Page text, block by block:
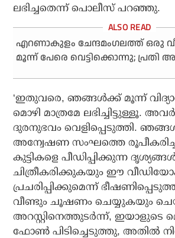
ലഭിച്ചതെന്ന് പൊലീസ് പറഞ്ഞു.
എറണാകുളം ചേന്ദമംഗലത്ത് ഒരു
മൂന്ന് പേരെ വെട്ടിക്കൊന്നു; പ്രതി
‘ഇതുവരെ, ഞങ്ങൾക്ക് മൂന്ന്
മൊഴി മാത്രമേ ലഭിച്ചിട്ടുള്ളൂ.
ദുരനുഭവം വെളിപ്പെടുത്തി.
അന്വേഷണ സംഘത്തെ
കുട്ടികളെ പീഡിപ്പിക്കുന്ന
ചിത്രീകരിക്കുകയും ഈ
പ്രചരിപ്പിക്കുമെന്ന്
വീണ്ടും ചൂഷണം ചെയ്യുകയും
അറസ്റ്റിനെത്തുടർന്ന്,
ഫോൺ പിടിച്ചെടുത്തു, അതിൽ